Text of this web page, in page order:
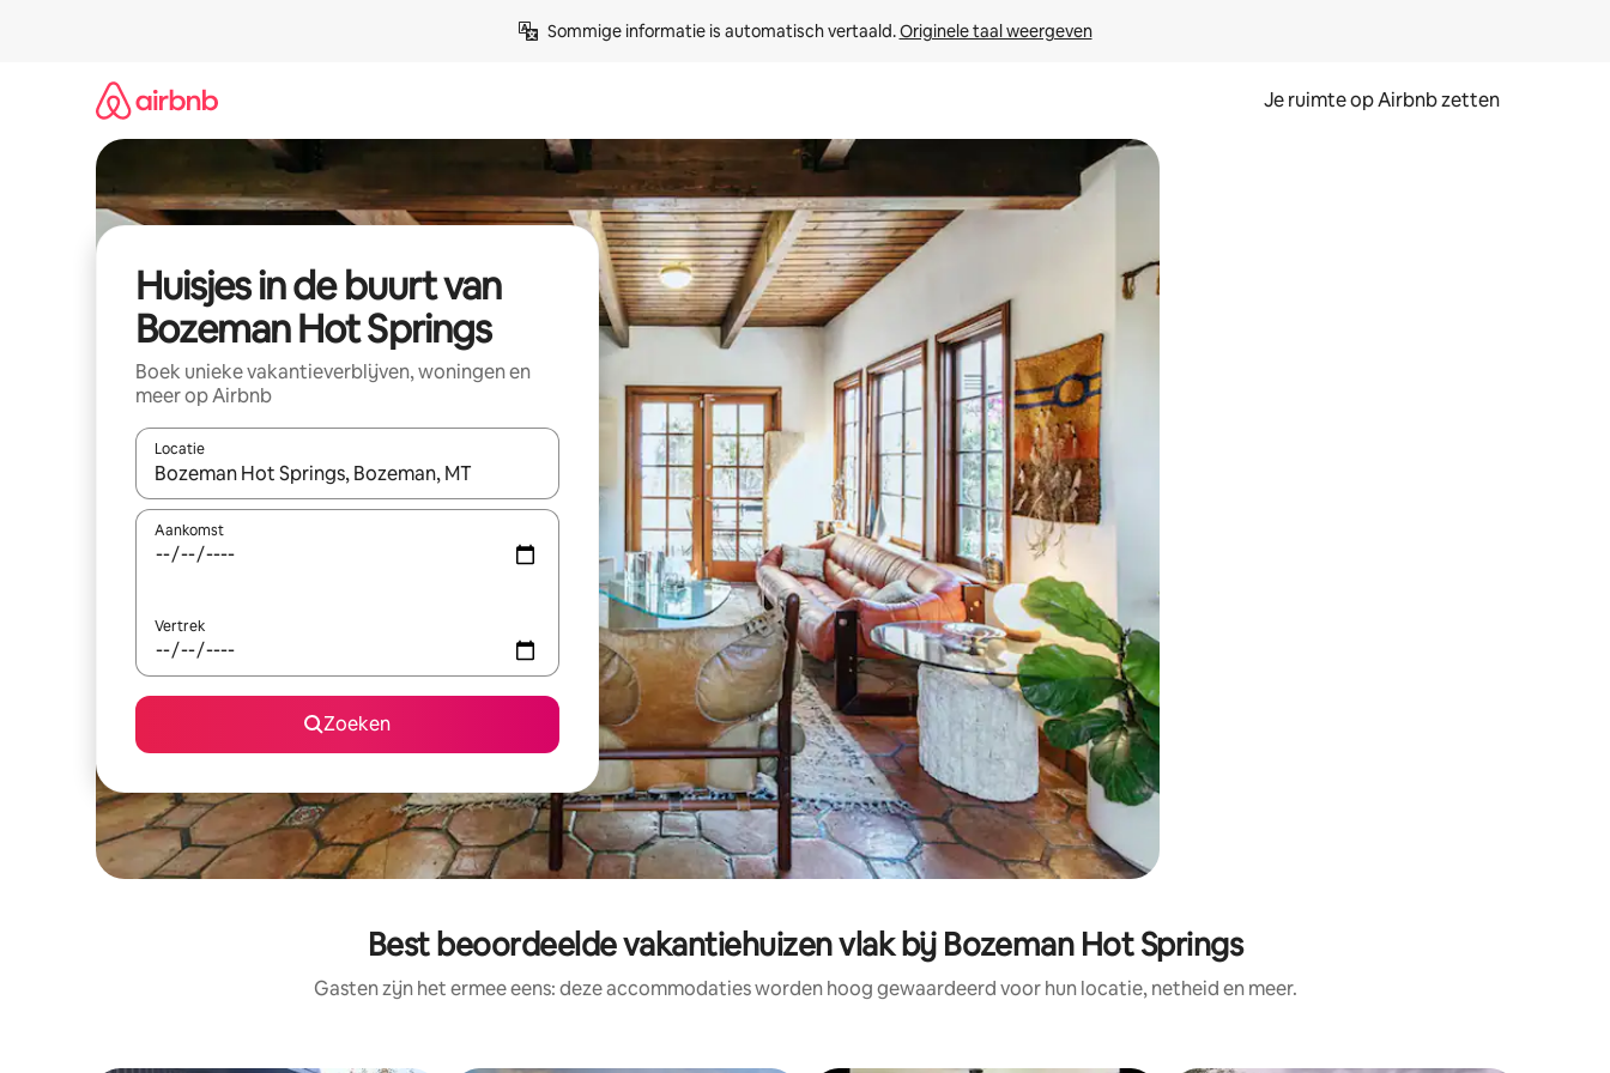
Sommige informatie is automatisch vertaald. Originele taal weergeven
Je ruimte op Airbnb zetten
Huisjes in de buurt van
Bozeman Hot Springs
Boek unieke vakantieverblijven, woningen en
meer op Airbnb
Locatie
Wanneer er suggesties beschikbaar zijn, maak je een keuze met je de pijltjestoetsen omhoog en omlaag, óf door te tikken of swipen.
Aankomst
Vertrek
Zoeken
Best beoordeelde vakantiehuizen vlak bij Bozeman Hot Springs
Gasten zijn het ermee eens: deze accommodaties worden hoog gewaardeerd voor hun locatie, netheid en meer.